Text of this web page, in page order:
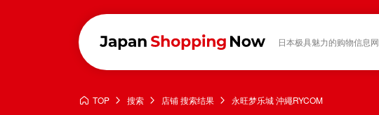
日本极具魅力的购物信息网
TOP 搜索 店铺 搜索结果 永旺梦乐城 沖繩RYCOM